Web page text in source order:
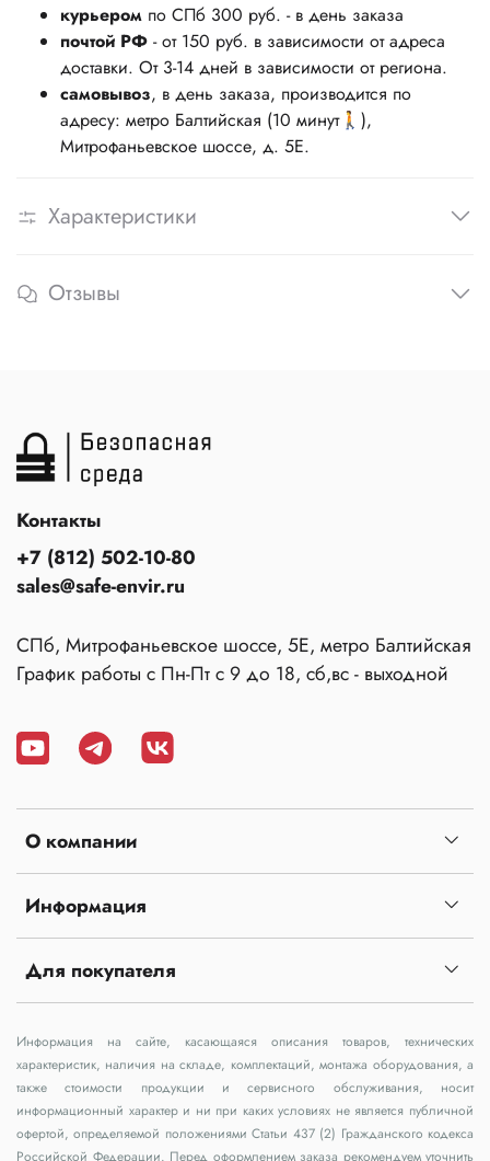
курьером по СПб 300 руб. - в день заказа
почтой РФ - от 150 руб. в зависимости от адреса
доставки. От 3-14 дней в зависимости от региона.
самовывоз, в день заказа, производится по
адресу: метро Балтийская (10 минут🚶),
Митрофаньевское шоссе, д. 5Е.
Характеристики
Отзывы
О компании
Информация
Для покупателя
Контакты
+7 (812) 502-10-80
sales@safe-envir.ru
СПб, Митрофаньевское шоссе, 5Е, метро Балтийская
График работы с Пн-Пт с 9 до 18, сб,вс - выходной
Информация на сайте, касающаяся описания товаров, технических
характеристик, наличия на складе, комплектаций, монтажа оборудования, а
также стоимости продукции и сервисного обслуживания, носит
информационный характер и ни при каких условиях не является публичной
офертой, определяемой положениями Статьи 437 (2) Гражданского кодекса
Российской Федерации. Перед оформлением заказа рекомендуем уточнить